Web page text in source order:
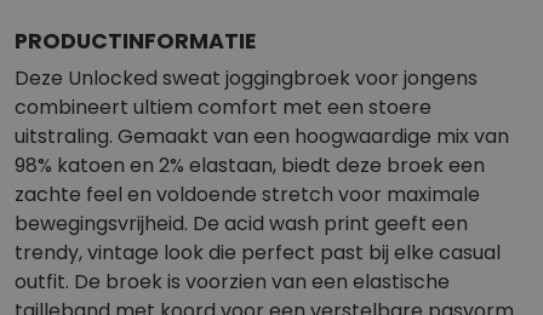
PRODUCTINFORMATIE
Deze Unlocked sweat joggingbroek voor jongens
combineert ultiem comfort met een stoere
uitstraling. Gemaakt van een hoogwaardige mix van
98% katoen en 2% elastaan, biedt deze broek een
zachte feel en voldoende stretch voor maximale
bewegingsvrijheid. De acid wash print geeft een
trendy, vintage look die perfect past bij elke casual
outfit. De broek is voorzien van een elastische